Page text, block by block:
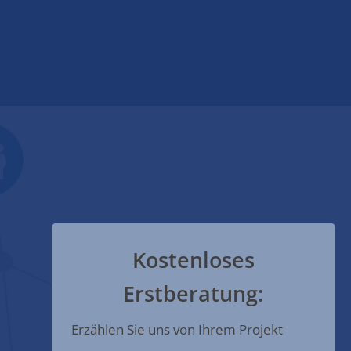
Kostenloses
Erstberatung:
Erzählen Sie uns von Ihrem Projekt